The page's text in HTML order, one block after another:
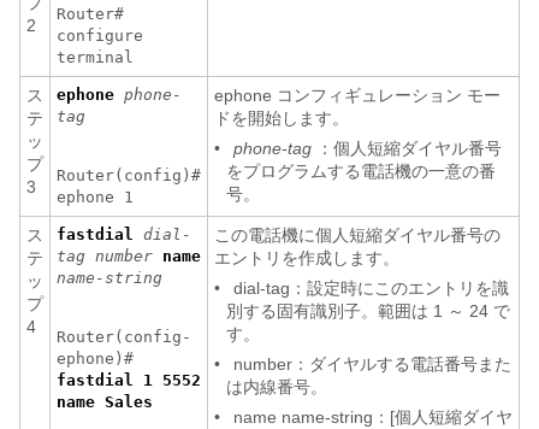
2
Router#
configure
terminal
ス
テ
ッ
プ
3
ephone phone-
tag
Router(config)#
ephone 1
ephone コンフィギュレーション モー
ドを開始します。
•
phone-tag ：個人短縮ダイヤル番号
をプログラムする電話機の一意の番
号。
ス
テ
ッ
プ
4
fastdial dial-
tag number name
name-string
Router(config-
ephone)#
fastdial 1 5552
name Sales
この電話機に個人短縮ダイヤル番号の
エントリを作成します。
•
dial-tag：設定時にこのエントリを識
別する固有識別子。範囲は 1 ～ 24 で
す。
•
number：ダイヤルする電話番号また
は内線番号。
•
name name-string：[個人短縮ダイヤ